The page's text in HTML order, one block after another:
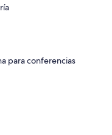
para conferencias